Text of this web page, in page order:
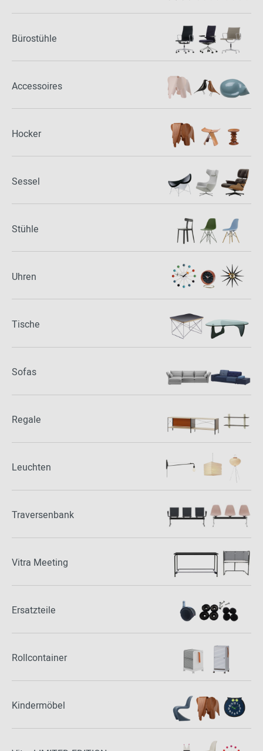
Bürostühle
Accessoires
Hocker
Sessel
Stühle
Uhren
Tische
Sofas
Regale
Leuchten
Traversenbank
Vitra Meeting
Ersatzteile
Rollcontainer
Kindermöbel